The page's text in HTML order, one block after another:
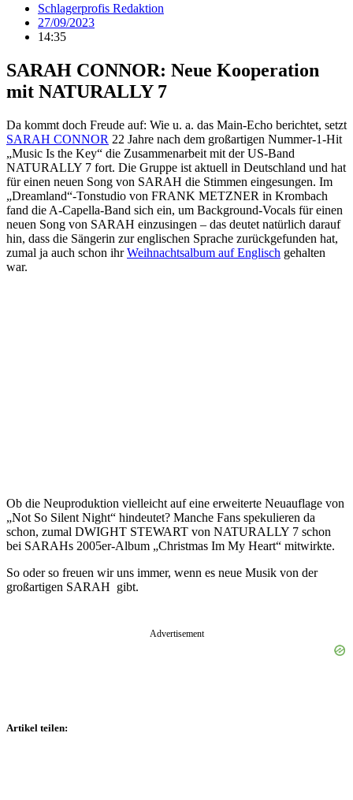
Schlagerprofis Redaktion
27/09/2023
14:35
SARAH CONNOR: Neue Kooperation
mit NATURALLY 7
Da kommt doch Freude auf: Wie u. a. das Main-Echo berichtet, setzt
SARAH CONNOR 22 Jahre nach dem großartigen Nummer-1-Hit
„Music Is the Key“ die Zusammenarbeit mit der US-Band
NATURALLY 7 fort. Die Gruppe ist aktuell in Deutschland und hat
für einen neuen Song von SARAH die Stimmen eingesungen. Im
„Dreamland“-Tonstudio von FRANK METZNER in Krombach
fand die A-Capella-Band sich ein, um Background-Vocals für einen
neuen Song von SARAH einzusingen – das deutet natürlich darauf
hin, dass die Sängerin zur englischen Sprache zurückgefunden hat,
zumal ja auch schon ihrWeihnachtsalbum auf Englisch gehalten
war.
Ob die Neuproduktion vielleicht auf eine erweiterte Neuauflage von
„Not So Silent Night“ hindeutet? Manche Fans spekulieren da
schon, zumal DWIGHT STEWART von NATURALLY 7 schon
bei SARAHs 2005er-Album „Christmas Im My Heart“ mitwirkte.
So oder so freuen wir uns immer, wenn es neue Musik von der
großartigen SARAH gibt.
Advertisement
Artikel teilen: